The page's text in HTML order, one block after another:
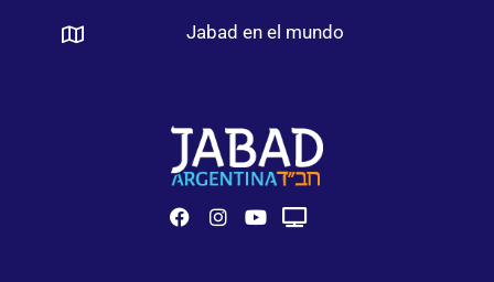
Jabad en el mundo